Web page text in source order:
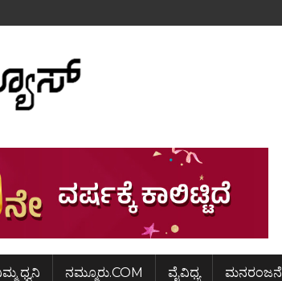
ಧ್ವನಿ ನಮ್ಮೂರು.COM ವೈವಿಧ್ಯ ಮನರಂಜನೆ